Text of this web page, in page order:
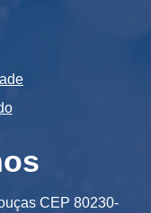
CEP 80230-